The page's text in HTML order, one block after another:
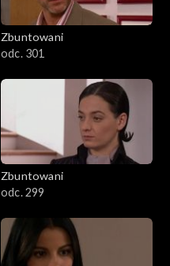
Zbuntowani
odc. 301
Zbuntowani
odc. 299